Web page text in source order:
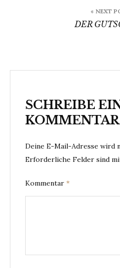
« NEXT
DER
SCHREIBE
KOMMENTAR
Deine E-Mail-Adresse wird
Erforderliche Felder sind
Kommentar *